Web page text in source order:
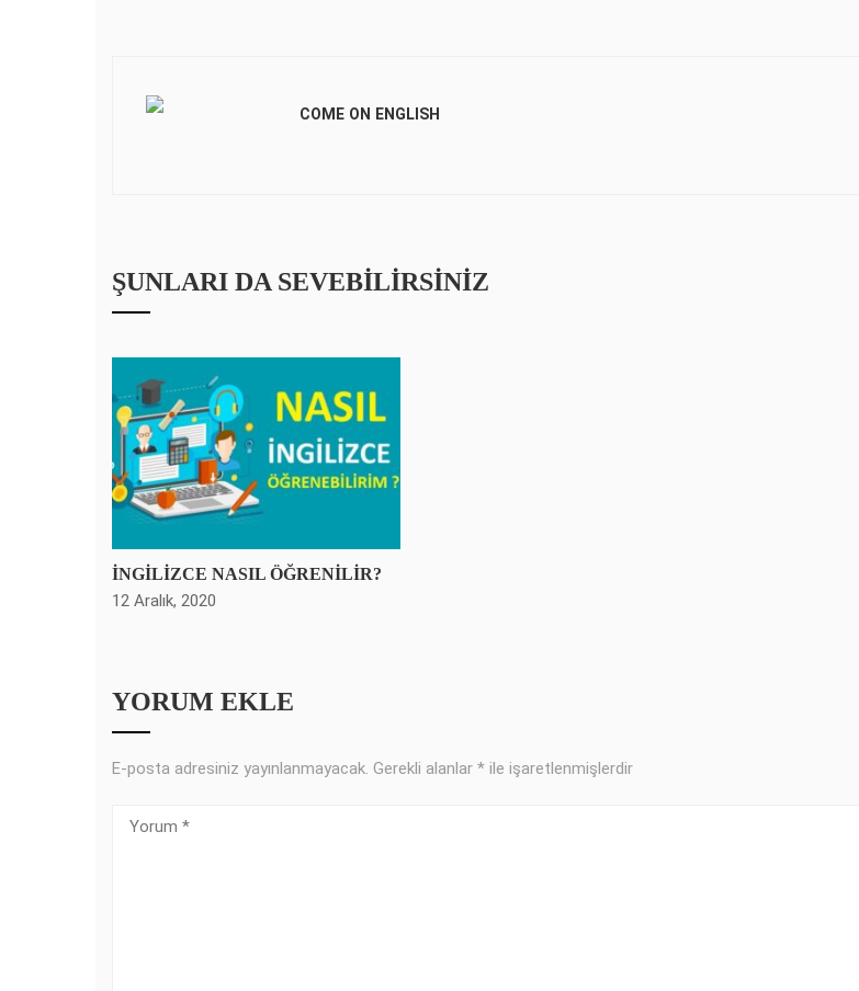
COME ON ENGLISH
ŞUNLARI DA SEVEBILIRSINIZ
İNGİLİZCE NASIL ÖĞRENİLİR?
12 Aralık, 2020
YORUM EKLE
E-posta adresiniz yayınlanmayacak. Gerekli alanlar * ile işaretlenmişlerdir